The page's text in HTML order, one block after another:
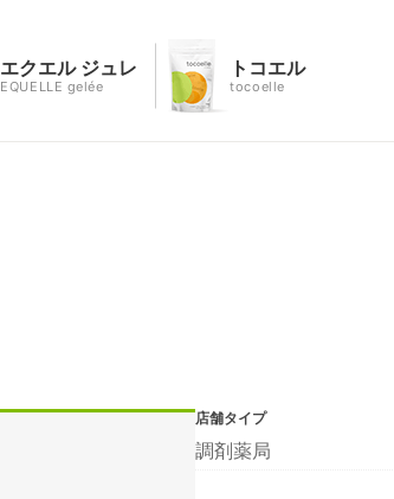
エクエル ジュレ
EQUELLE gelée
トコエル
tocoelle
店舗タイプ
調剤薬局